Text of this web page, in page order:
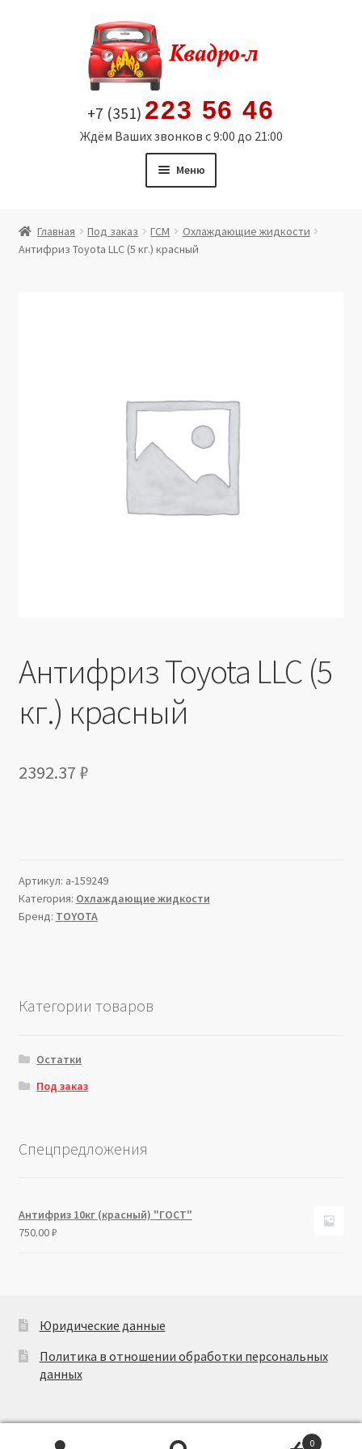
содержимому
+7 (351) 223 56 46
Ждём Ваших звонков с 9:00 до 21:00
Меню
Витрина
Юридические данные
Главная Под заказ ГСМ
Охлаждающие жидкости
Антифриз Toyota LLC (5 кг.) красный
Антифриз Toyota LLC (5
кг.) красный
2392.37 ₽
Артикул: a-159249
Категория: Охлаждающие жидкости
Бренд: TOYOTA
Категории товаров
Остатки
Под заказ
Спецпредложения
Антифриз 10кг (красный) "ГОСТ"
750.00₽
Юридические данные
Политика в отношении обработки персональных
данных
0